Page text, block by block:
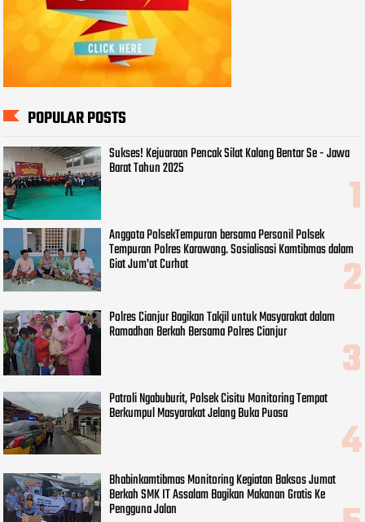
POPULAR POSTS
Sukses! Kejuaraan Pencak Silat Kalang Bentar Se - Jawa
Barat Tahun 2025
Anggota PolsekTempuran bersama Personil Polsek
Tempuran Polres Karawang. Sosialisasi Kamtibmas dalam
Giat Jum'at Curhat
Polres Cianjur Bagikan Takjil untuk Masyarakat dalam
Ramadhan Berkah Bersama Polres Cianjur
Patroli Ngabuburit, Polsek Cisitu Monitoring Tempat
Berkumpul Masyarakat Jelang Buka Puasa
Bhabinkamtibmas Monitoring Kegiatan Baksos Jumat
Berkah SMK IT Assalam Bagikan Makanan Gratis Ke
Pengguna Jalan